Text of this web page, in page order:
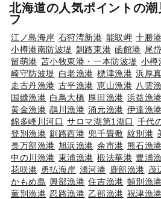
北海道の人気ポイントの
フ
江ノ島海岸 石狩湾新港 能取岬 十勝港
小樽港南防波堤 釧路東港 函館港 尾
留萌港 苫小牧東港・一本防波堤 小樽
崎守防波堤 白老漁港 標津漁港 浜厚
走古丹漁港 古平漁港 恵山漁港 八雲
国縫漁港 白鳥大橋 厚田漁港 浜益漁港
黄金漁港 鵡川漁港 涌元漁港 伊達漁港
錦多峰川河口 サロマ湖第1湖口 千代
登別漁港 釧路西港 兜千畳敷 紋別港
長万部漁港 旭浜漁港 余市港 熊石漁港
中の川漁港 東浦漁港 椴法華港 豊浦
花咲港 勇払海岸 浦河港 鹿部漁港 茂
かもめ島 興部漁港 住吉漁港 頓別漁港
薫別漁港 忍路漁港 乙部漁港 祝津漁港